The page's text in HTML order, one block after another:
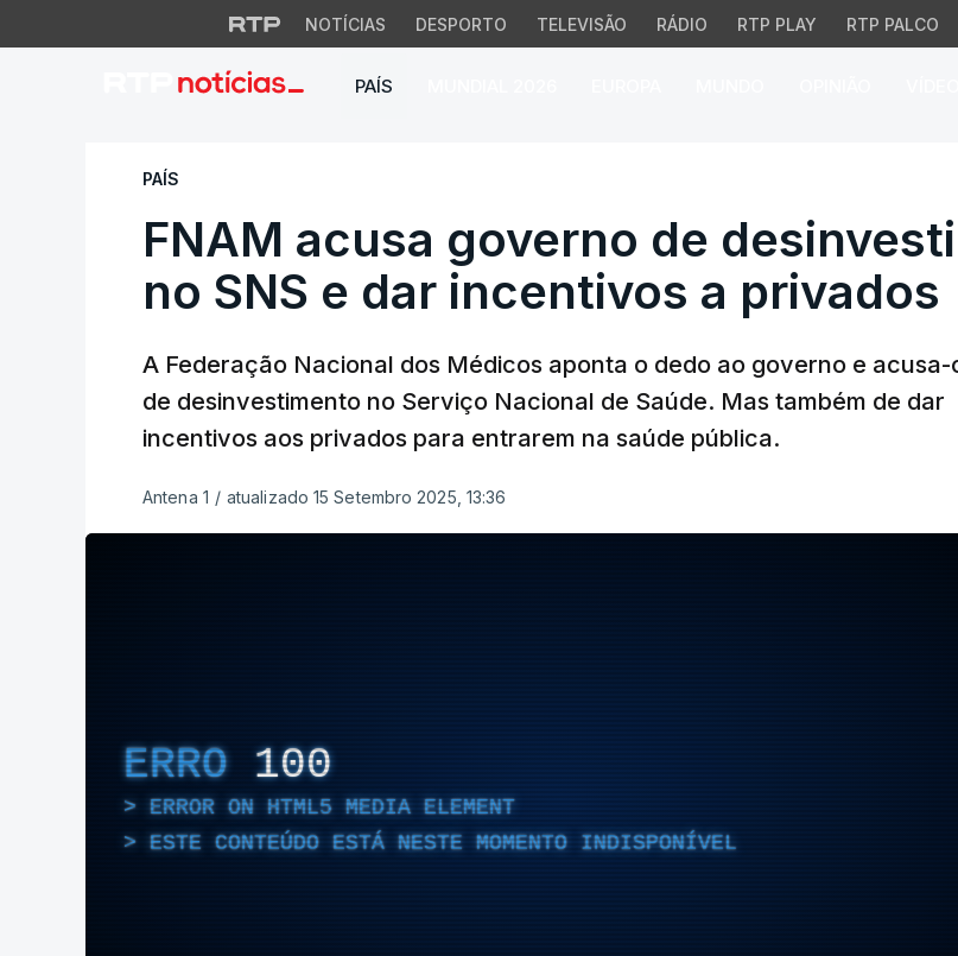
NOTÍCIAS DESPORTO TELEVISÃO RÁDIO RTP PLAY RTP PALCO
PAÍS
FNAM acusa governo de
PAÍS
FNAM acusa governo de
no SNS e dar incentivos a privados
A Federação Nacional dos Médicos aponta o dedo ao governo e acusa-
de desinvestimento no Serviço Nacional de Saúde. Mas também de dar
incentivos aos privados para entrarem na saúde pública.
Antena 1 / atualizado 15 Setembro 2025, 13:36
ERRO 100
ERROR ON HTML5 MEDIA ELEMENT
ESTE CONTEÚDO ESTÁ NESTE MOMENTO INDISPONÍVEL